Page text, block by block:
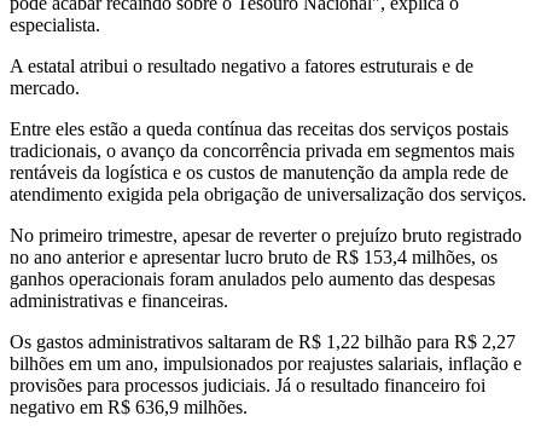
especialista.
A estatal atribui o resultado negativo a fatores estruturais e de
mercado.
Entre eles estão a queda contínua das receitas dos serviços postais
tradicionais, o avanço da concorrência privada em segmentos mais
rentáveis da logística e os custos de manutenção da ampla rede de
atendimento exigida pela obrigação de universalização dos serviços.
No primeiro trimestre, apesar de reverter o prejuízo bruto registrado
no ano anterior e apresentar lucro bruto de R$ 153,4 milhões, os
ganhos operacionais foram anulados pelo aumento das despesas
administrativas e financeiras.
Os gastos administrativos saltaram de R$ 1,22 bilhão para R$ 2,27
bilhões em um ano, impulsionados por reajustes salariais, inflação e
provisões para processos judiciais. Já o resultado financeiro foi
negativo em R$ 636,9 milhões.